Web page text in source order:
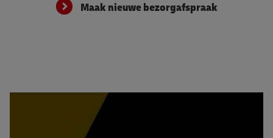
Maak nieuwe bezorgafspraak